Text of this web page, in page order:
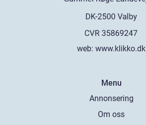
web: www.klikko.dk
Menu
Annonsering
Om oss